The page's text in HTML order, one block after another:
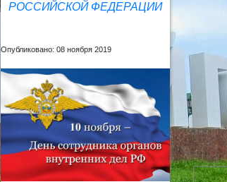
РОССИЙСКОЙ ФЕДЕРАЦИИ
Опубликовано: 08 ноября 2019